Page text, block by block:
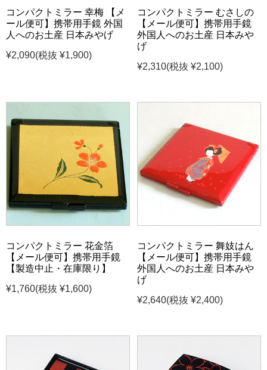
コンパクトミラー 幸梅 【メ
ール便可】携帯用手鏡 外国
人へのお土産 日本みやげ
¥2,090(税抜 ¥1,900)
コンパクトミラー むさしの
【メール便可】携帯用手鏡
外国人へのお土産 日本みや
げ
¥2,310(税抜 ¥2,100)
コンパクトミラー 花金箔
【メール便可】携帯用手鏡
【製造中止・在庫限り】
¥1,760(税抜 ¥1,600)
コンパクトミラー 舞妓はん
【メール便可】携帯用手鏡
外国人へのお土産 日本みや
げ
¥2,640(税抜 ¥2,400)